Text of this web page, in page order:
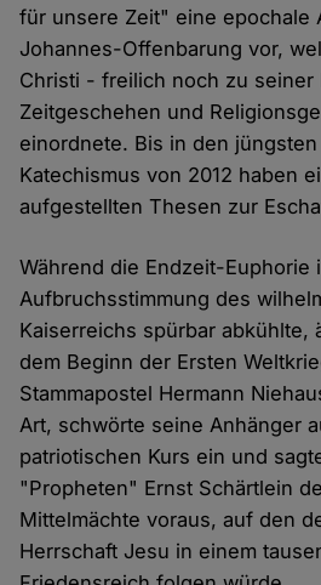
für unsere Zeit" eine epochale
Johannes-Offenbarung vor,
Christi - freilich noch zu seiner
Zeitgeschehen und
einordnete. Bis in den
Katechismus von 2012 haben
aufgestellten Thesen zur
Während die Endzeit-Euphorie
Aufbruchsstimmung des
Kaiserreichs spürbar abkühlte,
dem Beginn der Ersten
Stammapostel Hermann
Art, schwörte seine Anhänger
patriotischen Kurs ein und
"Propheten" Ernst Schärtlein
Mittelmächte voraus, auf den
Herrschaft Jesu in einem